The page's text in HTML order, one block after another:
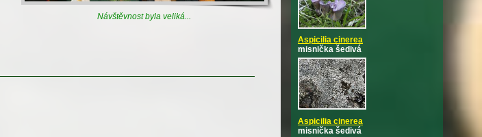
Návštěvnost byla veliká...
Aspicilia cinerea
misnička šedivá
Aspicilia cinerea
misnička šedivá